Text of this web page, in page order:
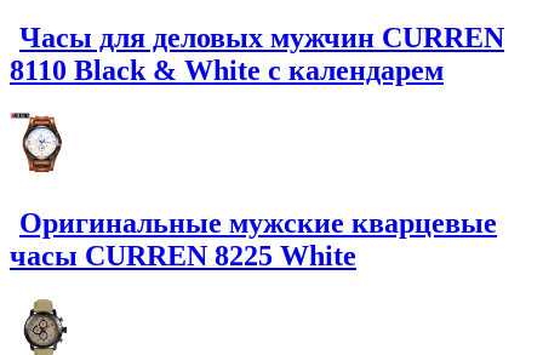
Часы для деловых мужчин CURREN
8110 Black & White с календарем
Оригинальные мужские кварцевые
часы CURREN 8225 White